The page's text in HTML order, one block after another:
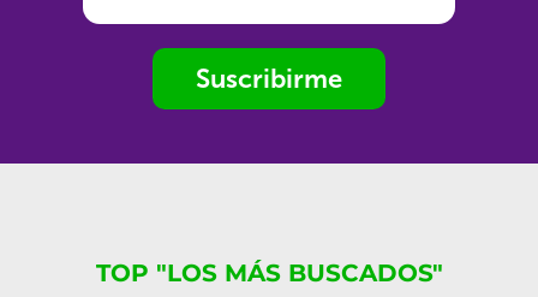
Suscribirme
TOP "LOS MÁS BUSCADOS"